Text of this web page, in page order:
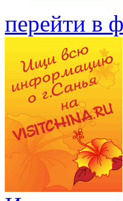
перейти в